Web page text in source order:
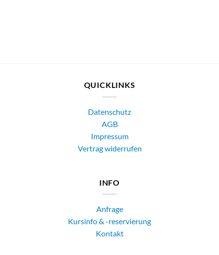
QUICKLINKS
Datenschutz
AGB
Impressum
Vertrag widerrufen
INFO
Anfrage
Kursinfo & -reservierung
Kontakt